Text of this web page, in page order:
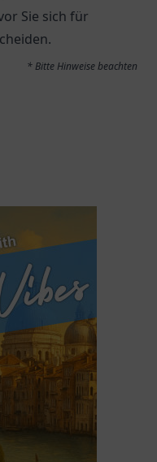
Sie sich für
* Bitte Hinweise beachten